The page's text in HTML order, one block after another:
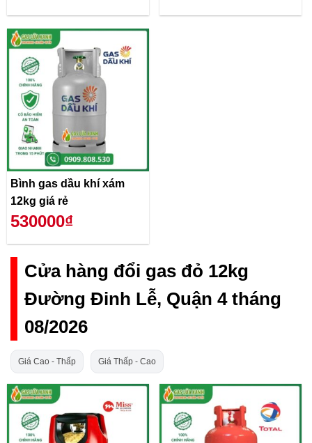
Bình gas dầu khí xám
12kg giá rẻ
530000₫
Cửa hàng đổi gas đỏ 12kg
Đường Đinh Lễ, Quận 4 tháng
08/2026
Giá Cao - Thấp Giá Thấp - Cao